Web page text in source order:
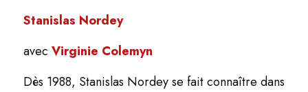
Stanislas Nordey
avec Virginie Colemyn
Dès 1988, Stanislas Nordey se fait connaître dans